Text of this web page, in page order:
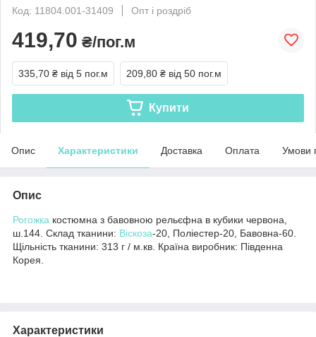
Код: 11804.001-31409
Опт і роздріб
419,70 ₴/пог.м
335,70 ₴ від 5 пог.м 209,80 ₴ від 50 пог.м
Купити
Опис Характеристики Доставка Оплата Умови
Опис
Рогожка костюмна з бавовною рельєфна в кубики червона,
ш.144. Склад тканини: Віскоза-20, Поліестер-20, Бавовна-60.
Щільність тканини: 313 г / м.кв. Країна виробник: Південна
Корея.
Характеристики